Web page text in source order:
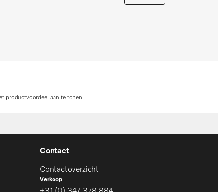
productvoordeel aan te tonen.
Contact
Contactoverzicht
Verkoop